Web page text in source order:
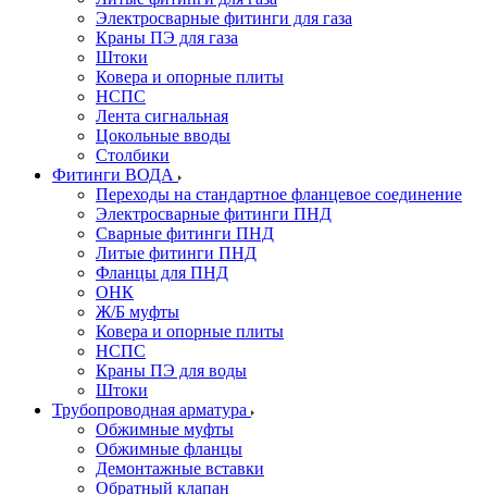
Электросварные фитинги для газа
Краны ПЭ для газа
Штоки
Ковера и опорные плиты
НСПС
Лента сигнальная
Цокольные вводы
Столбики
Фитинги ВОДА
Переходы на стандартное фланцевое соединение
Электросварные фитинги ПНД
Сварные фитинги ПНД
Литые фитинги ПНД
Фланцы для ПНД
ОНК
Ж/Б муфты
Ковера и опорные плиты
НСПС
Краны ПЭ для воды
Штоки
Трубопроводная арматура
Обжимные муфты
Обжимные фланцы
Демонтажные вставки
Обратный клапан